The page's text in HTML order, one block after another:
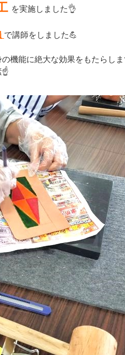
を実施しました👌
で講師をしました💪
機能に絶大な効果をもたらしま
☝️